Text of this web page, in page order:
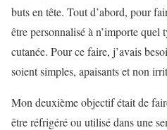
buts en tête. Tout d’abord, pour
être personnalisé à n’importe quel
cutanée. Pour ce faire, j’avais
soient simples, apaisants et non
Mon deuxième objectif était de
être réfrigéré ou utilisé dans une